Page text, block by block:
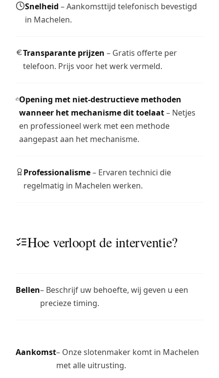
Snelheid – Aankomsttijd telefonisch bevestigd
in Machelen.
Transparante prijzen – Gratis offerte per
telefoon. Prijs voor het werk vermeld.
Opening met niet-destructieve methoden
wanneer het mechanisme dit toelaat– Netjes
en professioneel werk met een methode
aangepast aan het mechanisme.
Professionalisme– Ervaren technici die
regelmatig in Machelen werken.
Hoe verloopt de interventie?
Bellen– Beschrijf uw behoefte, wij geven u een
precieze timing.
Aankomst– Onze slotenmaker komt in Machelen
met alle uitrusting.